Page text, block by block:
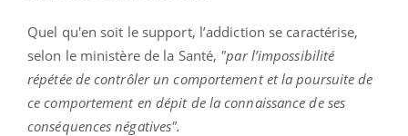
Quel qu'en soit le support, l’addiction se caractérise,
selon le ministère de la Santé, "par l’impossibilité
répétée de contrôler un comportement et la poursuite de
ce comportement en dépit de la connaissance de ses
conséquences négatives".